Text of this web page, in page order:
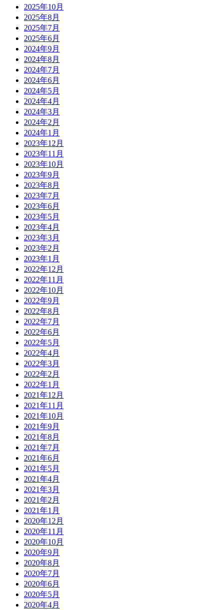
2025年10月
2025年8月
2025年7月
2025年6月
2024年9月
2024年8月
2024年7月
2024年6月
2024年5月
2024年4月
2024年3月
2024年2月
2024年1月
2023年12月
2023年11月
2023年10月
2023年9月
2023年8月
2023年7月
2023年6月
2023年5月
2023年4月
2023年3月
2023年2月
2023年1月
2022年12月
2022年11月
2022年10月
2022年9月
2022年8月
2022年7月
2022年6月
2022年5月
2022年4月
2022年3月
2022年2月
2022年1月
2021年12月
2021年11月
2021年10月
2021年9月
2021年8月
2021年7月
2021年6月
2021年5月
2021年4月
2021年3月
2021年2月
2021年1月
2020年12月
2020年11月
2020年10月
2020年9月
2020年8月
2020年7月
2020年6月
2020年5月
2020年4月